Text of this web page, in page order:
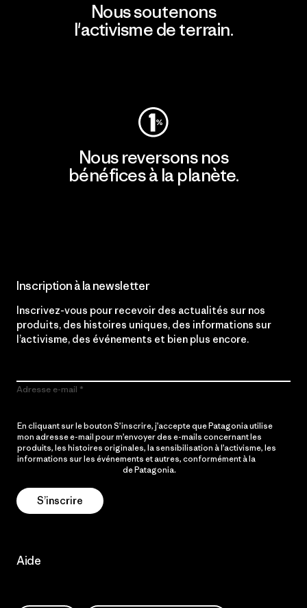
Nous soutenons
l'activisme de terrain.
Nous reversons nos
bénéfices à la planète.
Inscription à la newsletter
Inscrivez-vous pour recevoir des actualités sur nos
produits, des histoires uniques, des informations sur
l’activisme, des événements et bien plus encore.
Adresse e-mail
En cliquant sur le bouton S’inscrire, j’accepte que Patagonia utilise
mon adresse e-mail pour m’envoyer des e-mails concernant les
produits, les histoires originales, la sensibilisation à l’activisme, les
informations sur les événements et autres, conformément à la
de Patagonia.
S’inscrire
Aide